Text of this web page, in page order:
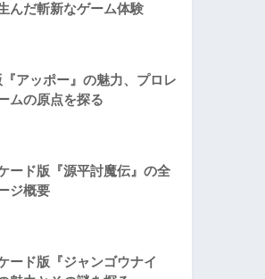
んだ斬新なゲーム体験
アッポー』の魅力、プロレ
ムの原点を探る
ード版『源平討魔伝』の全
ジ概要
ード版『ジャンゴウナイ